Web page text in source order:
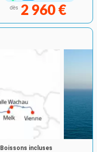
dès 2 960 €
Boissons incluses